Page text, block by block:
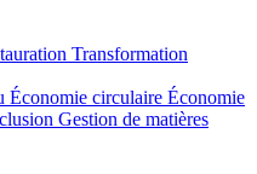
Transformation
Économie circulaire Économie
Gestion de matières